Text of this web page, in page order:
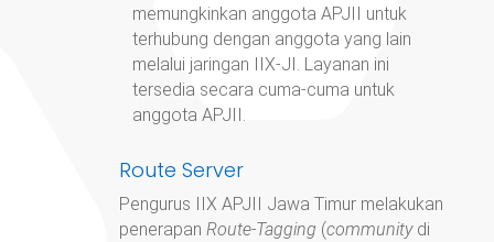
memungkinkan anggota APJII untuk
terhubung dengan anggota yang lain
melalui jaringan IIX-JI. Layanan ini
tersedia secara cuma-cuma untuk
anggota APJII.
Route Server
Pengurus IIX APJII Jawa Timur melakukan
penerapan Route-Tagging (communitydi